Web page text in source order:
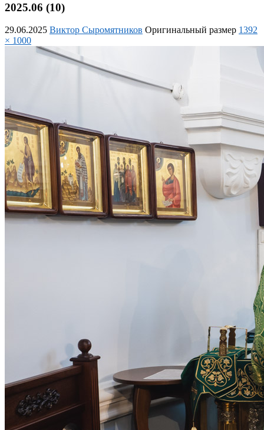
2025.06 (10)
29.06.2025 Виктор Сыромятников Оригинальный размер 1392
× 1000